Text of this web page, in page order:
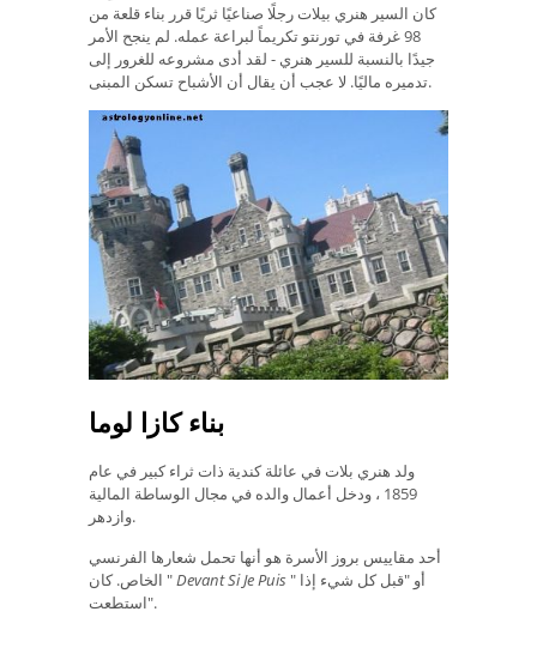
كان السير هنري بيلات رجلًا صناعيًا ثريًا قرر بناء قلعة من
98 غرفة في تورنتو تكريماً لبراعة عمله. لم ينجح الأمر
جيدًا بالنسبة للسير هنري - لقد أدى مشروعه للغرور إلى
تدميره ماليًا. لا عجب أن يقال أن الأشباح تسكن المبنى.
بناء كازا لوما
ولد هنري بلات في عائلة كندية ذات ثراء كبير في عام
1859 ، ودخل أعمال والده في مجال الوساطة المالية
وازدهر.
أحد مقاييس بروز الأسرة هو أنها تحمل شعارها الفرنسي
الخاص. كان "Devant Si Je Puis " أو "قبل كل شيء إذا
استطعت".